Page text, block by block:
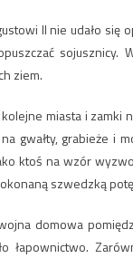
II nie udało się
ziem.
miasta i
gwałty, grabieże i
ktoś na wzór
szwedzką
domowa
łapownictwo.